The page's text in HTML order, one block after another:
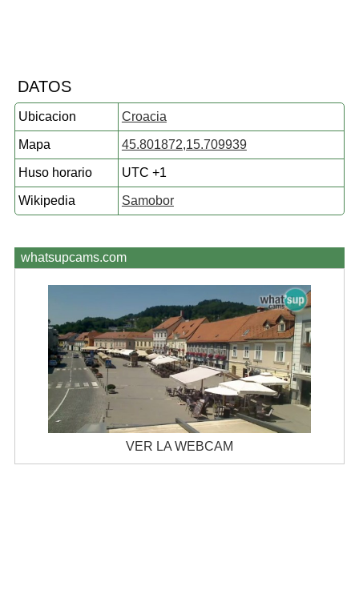
DATOS
Ubicacion Croacia
Mapa 45.801872,15.709939
Huso horario UTC +1
Wikipedia Samobor
whatsupcams.com
VER LA WEBCAM